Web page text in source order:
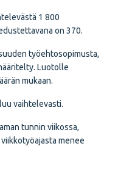
1 800
on 370.
työehtosopimusta,
Luotolle
mukaan.
vaihtelevasti.
tunnin viikossa,
menee